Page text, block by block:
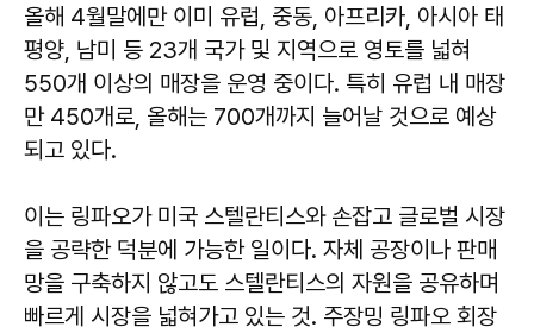
올해 4월말에만 이미 유럽, 중동, 아프리카, 아시아 태
평양, 남미 등 23개 국가 및 지역으로 영토를 넓혀
550개 이상의 매장을 운영 중이다. 특히 유럽 내 매장
만 450개로, 올해는 700개까지 늘어날 것으로 예상
되고 있다.
이는 링파오가 미국 스텔란티스와 손잡고 글로벌 시장
을 공략한 덕분에 가능한 일이다. 자체 공장이나 판매
망을 구축하지 않고도 스텔란티스의 자원을 공유하며
빠르게 시장을 넓혀가고 있는 것. 주장밍 링파오 회장